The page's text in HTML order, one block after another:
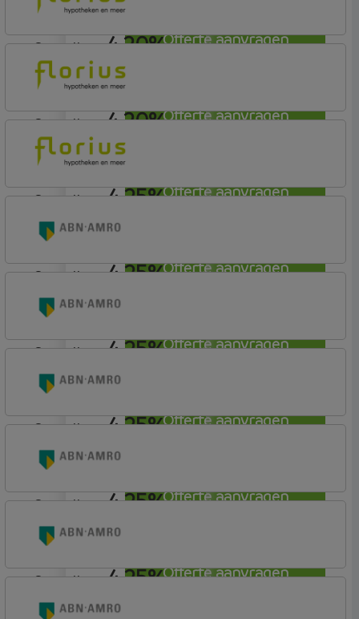
Offerte aanvragen
4,20%
Offerte aanvragen
aflosvrij
4,20%
Offerte aanvragen
Florius
Profijt twaalf
aflosvrij
4,25%
Offerte aanvragen
Florius
Profijt twaalf
aflosvrij
4,25%
Offerte aanvragen
Profijt drie + drie
aflosvrij
4,25%
Offerte aanvragen
Budget
aflosvrij
4,25%
Offerte aanvragen
Budget (Incl. Korting)
aflosvrij
4,25%
Offerte aanvragen
Woning
aflosvrij
4,25%
Woning
aflosvrij
Woning (Incl. Korting)